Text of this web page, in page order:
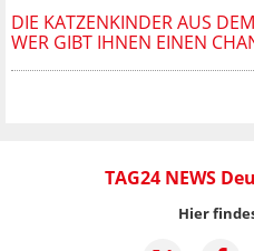
DIE KATZENKINDER AUS
WER GIBT IHNEN EINEN
TAG24 NEWS
Hier